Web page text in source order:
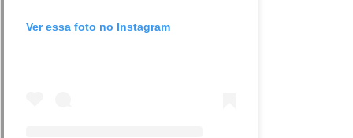
Ver essa foto no Instagram